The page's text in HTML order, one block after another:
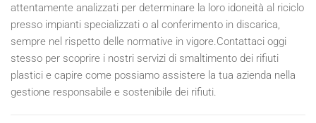
attentamente analizzati per determinare la loro idoneità al riciclo
presso impianti specializzati o al conferimento in discarica,
sempre nel rispetto delle normative in vigore.Contattaci oggi
stesso per scoprire i nostri servizi di smaltimento dei rifiuti
plastici e capire come possiamo assistere la tua azienda nella
gestione responsabile e sostenibile dei rifiuti.